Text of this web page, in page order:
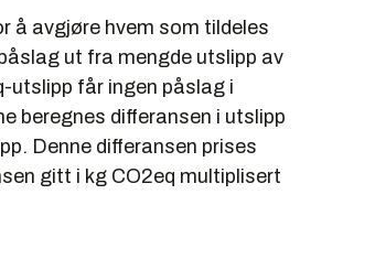
å avgjøre hvem som tildeles
ut fra mengde utslipp av
utslipp får ingen påslag i
beregnes differansen i utslipp
Denne differansen prises
gitt i kg CO2eq multiplisert